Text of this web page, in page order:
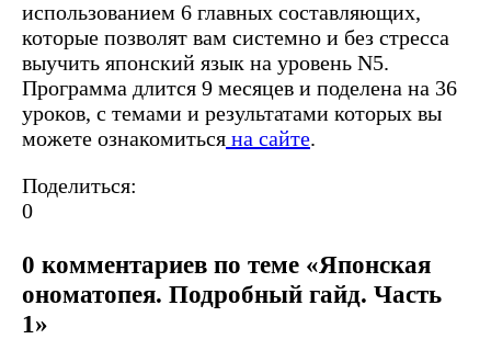
использованием 6 главных составляющих,
которые позволят вам системно и без стресса
выучить японский язык на уровень N5.
Программа длится 9 месяцев и поделена на 36
уроков, с темами и результатами которых вы
можете ознакомиться на сайте.
Поделиться:
0
0 комментариев по теме «Японская
ономатопея. Подробный гайд. Часть
1»